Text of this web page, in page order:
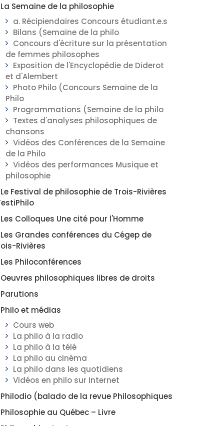
La Semaine de la philosophie
a. Récipiendaires Concours étudiant.e.s
Bilans (Semaine de la philo
Concours d'écriture sur la présentation
de femmes philosophes
Exposition de l'Encyclopédie de Diderot
et d'Alembert
Photo Philo (Concours Semaine de la
Philo
Programmations (Semaine de la philo
Textes d'analyses philosophiques de
chansons
Vidéos des Conférences de la Semaine
de la Philo
Vidéos des performances Musique et
philosophie
Le Festival de philosophie de Trois-Rivières
Les Colloques Une cité pour l'Homme
Les Grandes conférences du Cégep de
Rivières
Les Philoconférences
Oeuvres philosophiques libres de droits
Parutions
Philo et médias
Cours web
La philo à la radio
La philo à la télé
La philo au cinéma
La philo dans les quotidiens
Vidéos en philo sur Internet
Philodio (balado de la revue Philosophiques
Philosophie au Québec – Livre